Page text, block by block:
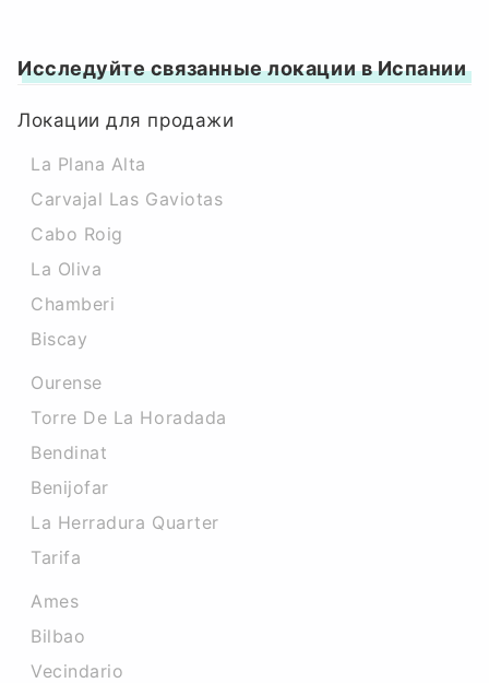
Исследуйте связанные локации в Испании
Локации для продажи
La Plana Alta
Carvajal Las Gaviotas
Cabo Roig
La Oliva
Chamberi
Biscay
Ourense
Torre De La Horadada
Bendinat
Benijofar
La Herradura Quarter
Tarifa
Ames
Bilbao
Vecindario